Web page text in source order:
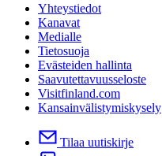
Yhteystiedot
Kanavat
Medialle
Tietosuoja
Evästeiden hallinta
Saavutettavuusseloste
Visitfinland.com
Kansainvälistymiskysely
Tilaa uutiskirje